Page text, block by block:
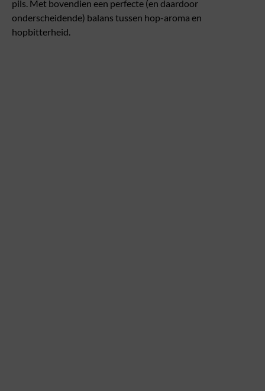
pils. Met bovendien een perfecte (en daardoor
onderscheidende) balans tussen hop-aroma en
hopbitterheid.